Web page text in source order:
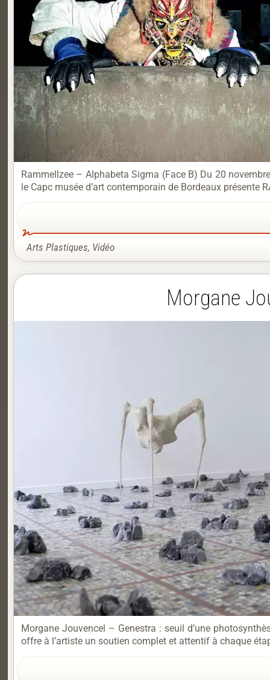
Rammellzee – Alphabeta Sigma (Face B) Du 20
le Capc musée d’art contemporain de Bordeaux présente
Arts Plastiques, Vidéo
Morgane
Morgane Jouvencel – Genestra : seuil d’une
offre à l’artiste un soutien complet et attentif à chaque